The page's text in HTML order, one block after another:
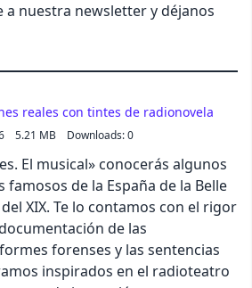
a nuestra newsletter y déjanos
reales con tintes de radionovela
5.21 MB Downloads: 0
El musical» conocerás algunos
famosos de la España de la Belle
XIX. Te lo contamos con el rigor
de las
forenses y las sentencias
inspirados en el radioteatro